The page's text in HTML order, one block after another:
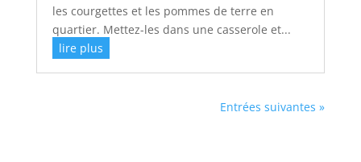
les courgettes et les pommes de terre en
quartier. Mettez-les dans une casserole et...
lire plus
Entrées suivantes »